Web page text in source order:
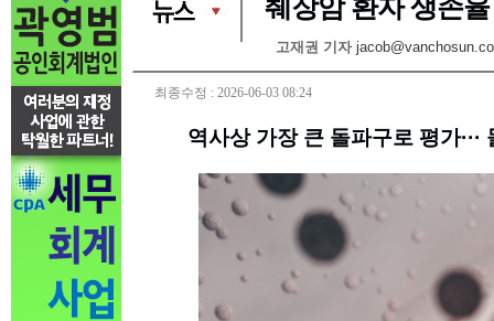
췌장암 환자 생존
고재권 기자
최종수정 : 2026-06-03 08:24
역사상 가장 큰 돌파구로 평가